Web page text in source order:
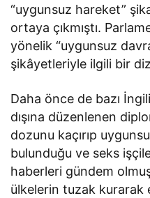
“uygunsuz hareket”
ortaya çıkmıştı.
yönelik “uygunsuz
şikâyetleriyle ilgili bir
Daha önce de bazı
dışına düzenlenen
dozunu kaçırıp
bulunduğu ve seks
haberleri gündem
ülkelerin tuzak kurarak